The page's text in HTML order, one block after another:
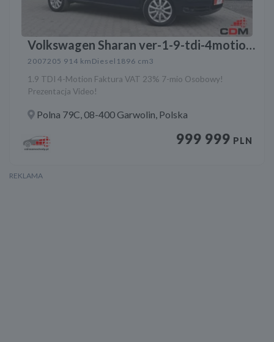
Volkswagen Sharan ver-1-9-tdi-4motion-
trendline
2007205 914 km Diesel 1896 cm3
1.9 TDI 4-Motion Faktura VAT 23% 7-mio Osobowy!
Prezentacja Video!
Polna 79C, 08-400 Garwolin, Polska
999 999 PLN